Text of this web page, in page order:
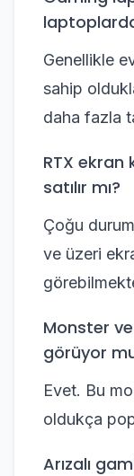
Genellikle
sahip
daha fazla
RTX ekran
satılır mı?
Çoğu
ve üzeri
Monster
görüyor
Evet. Bu
oldukça
Arızalı